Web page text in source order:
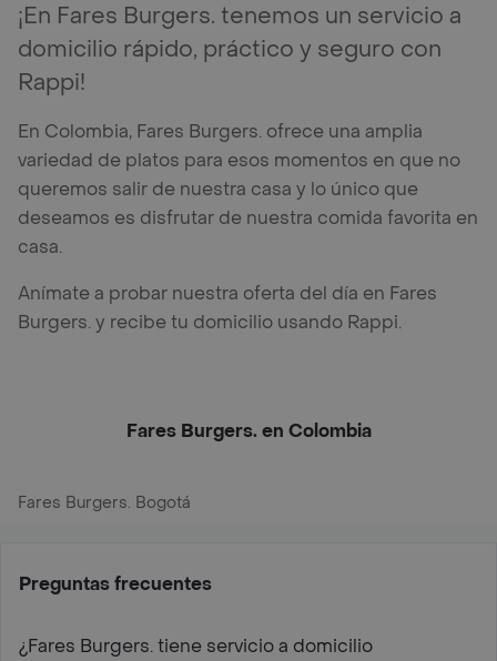
¡En Fares Burgers. tenemos un servicio a
domicilio rápido, práctico y seguro con
Rappi!
En Colombia, Fares Burgers. ofrece una amplia
variedad de platos para esos momentos en que no
queremos salir de nuestra casa y lo único que
deseamos es disfrutar de nuestra comida favorita en
casa.
Anímate a probar nuestra oferta del día en Fares
Burgers. y recibe tu domicilio usando Rappi.
Fares Burgers. en Colombia
Fares Burgers. Bogotá
Preguntas frecuentes
¿Fares Burgers. tiene servicio a domicilio